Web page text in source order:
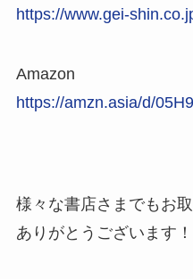
https://www.gei-
Amazon
https://amzn.asia/d/
様々な書店さまでもお
ありがとうございます！